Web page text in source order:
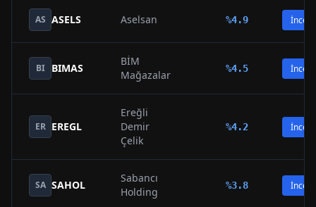
AS ASELS Aselsan %4.9 İncele
BI BIMAS
BİM
Mağazalar
%4.5 İncele
ER EREGL
Ereğli
Demir
Çelik
%4.2 İncele
SA SAHOL
Sabancı
Holding
%3.8 İncele